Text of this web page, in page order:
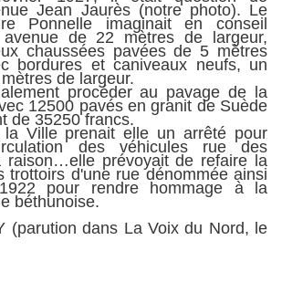
Jean Jaurès (notre photo). Le
Ponnelle imaginait en conseil
de 22 mètres de largeur,
chaussées pavées de 5 mètres
bordures et caniveaux neufs, un
de largeur.
procéder au pavage de la
12500 pavés en granit de Suède
de 35250 francs.
Ville prenait elle un arrêté pour
des véhicules rue des
raison…elle prévoyait de refaire la
trottoirs d'une rue dénommée ainsi
pour rendre hommage à la
béthunoise.
(parution dans La Voix du Nord, le